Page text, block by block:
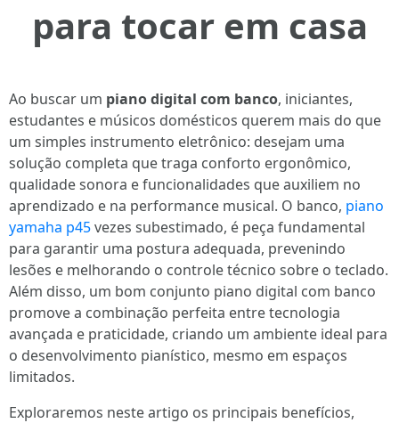
para tocar em casa
Ao buscar um piano digital com banco, iniciantes,
estudantes e músicos domésticos querem mais do que
um simples instrumento eletrônico: desejam uma
solução completa que traga conforto ergonômico,
qualidade sonora e funcionalidades que auxiliem no
aprendizado e na performance musical. O banco, piano
yamaha p45vezes subestimado, é peça fundamental
para garantir uma postura adequada, prevenindo
lesões e melhorando o controle técnico sobre o teclado.
Além disso, um bom conjunto piano digital com banco
promove a combinação perfeita entre tecnologia
avançada e praticidade, criando um ambiente ideal para
o desenvolvimento pianístico, mesmo em espaços
limitados.
Exploraremos neste artigo os principais benefícios,